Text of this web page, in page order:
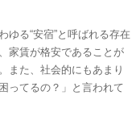
ゆる“安宿”と呼ばれる存在
家賃が格安であることが
また、社会的にもあまり
ってるの？」と言われて